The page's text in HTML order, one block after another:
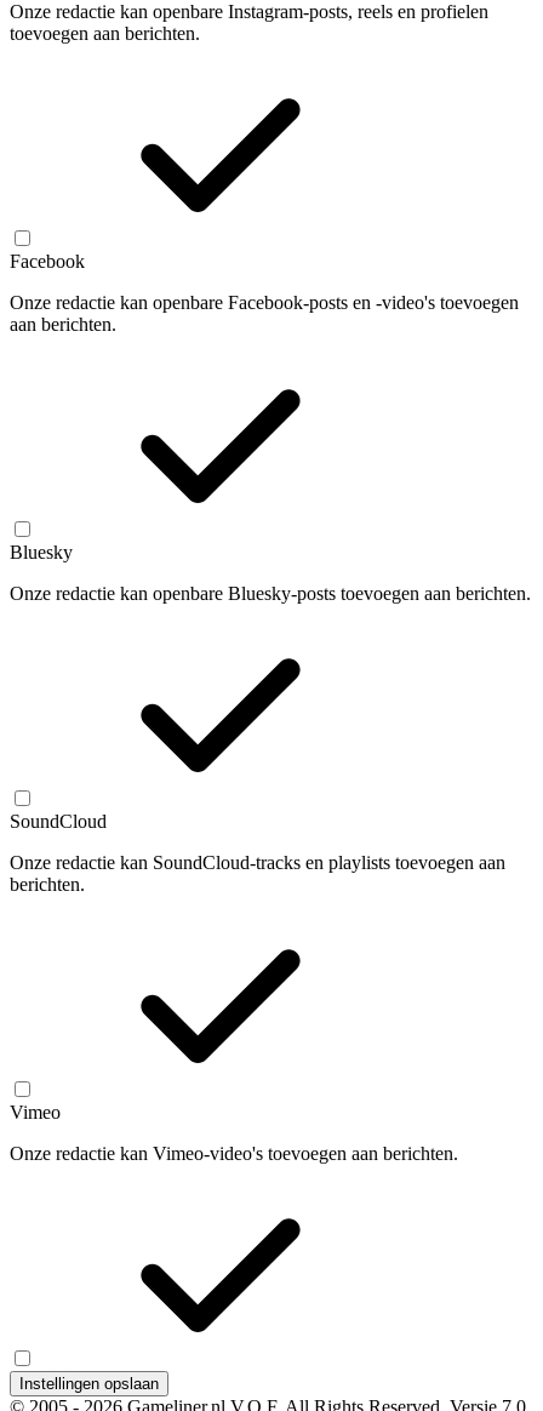
Onze redactie kan openbare Instagram-posts, reels en profielen
toevoegen aan berichten.
Facebook
Onze redactie kan openbare Facebook-posts en -video's toevoegen
aan berichten.
Bluesky
Onze redactie kan openbare Bluesky-posts toevoegen aan berichten.
SoundCloud
Onze redactie kan SoundCloud-tracks en playlists toevoegen aan
berichten.
Vimeo
Onze redactie kan Vimeo-video's toevoegen aan berichten.
Instellingen opslaan